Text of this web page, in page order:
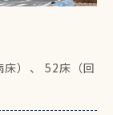
）、 52床（回